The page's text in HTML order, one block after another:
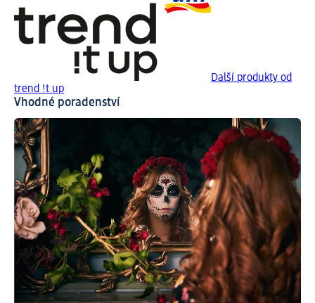
Další produkty od
trend !t up
Vhodné poradenství